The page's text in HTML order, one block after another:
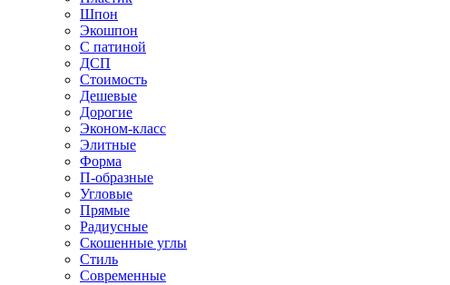
Шпон
Экошпон
С патиной
ДСП
Стоимость
Дешевые
Дорогие
Эконом-класс
Элитные
Форма
П-образные
Угловые
Прямые
Радиусные
Скошенные углы
Стиль
Современные